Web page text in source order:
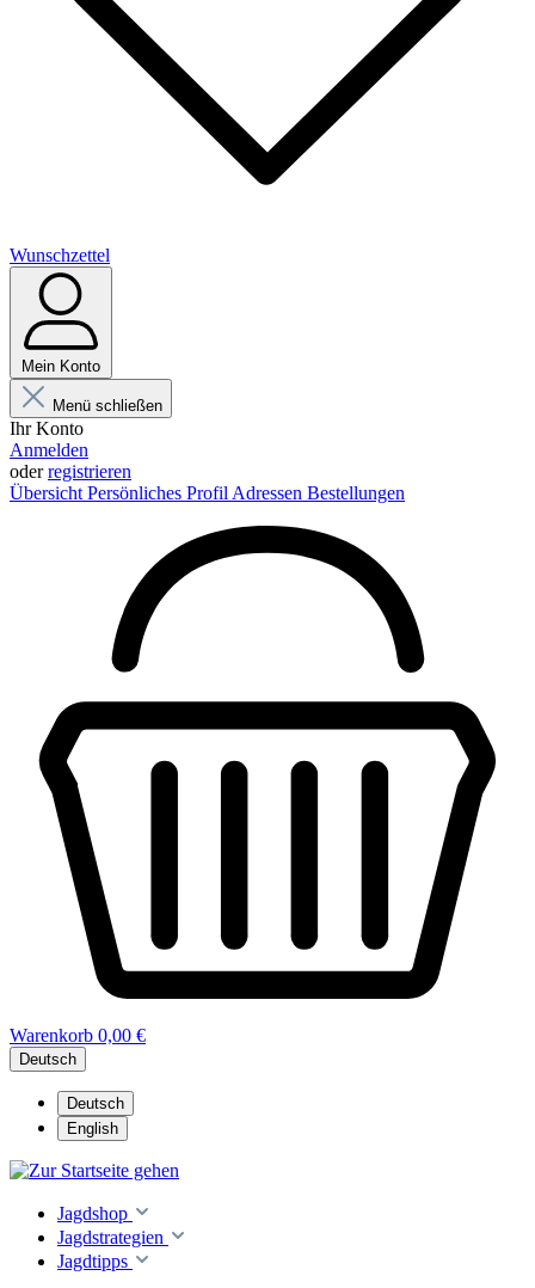
Wunschzettel
Mein Konto
Menü schließen
Ihr Konto
Anmelden
oderregistrieren
Übersicht Persönliches Profil Adressen Bestellungen
Warenkorb 0,00 €
Deutsch
Deutsch
English
Jagdshop
Jagdstrategien
Jagdtipps